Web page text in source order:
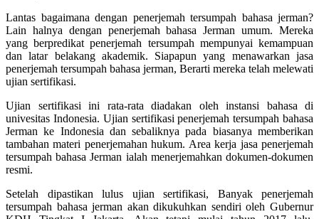
Lantas bagaimana dengan penerjemah tersumpah bahasa jerman?
Lain halnya dengan penerjemah bahasa Jerman umum. Mereka
yang berpredikat penerjemah tersumpah mempunyai kemampuan
dan latar belakang akademik. Siapapun yang menawarkan jasa
penerjemah tersumpah bahasa jerman, Berarti mereka telah melewati
ujian sertifikasi.
Ujian sertifikasi ini rata-rata diadakan oleh instansi bahasa di
univesitas Indonesia. Ujian sertifikasi penerjemah tersumpah bahasa
Jerman ke Indonesia dan sebaliknya pada biasanya memberikan
tambahan materi penerjemahan hukum. Area kerja jasa penerjemah
tersumpah bahasa Jerman ialah menerjemahkan dokumen-dokumen
resmi.
Setelah dipastikan lulus ujian sertifikasi, Banyak penerjemah
tersumpah bahasa jerman akan dikukuhkan sendiri oleh Gubernur